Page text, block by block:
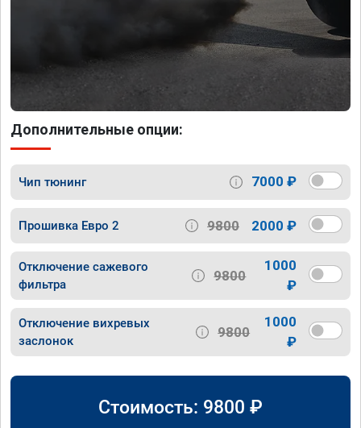
Дополнительные опции:
Чип тюнинг 7000 ₽
Прошивка Евро 2 9800 2000 ₽
Отключение сажевого
фильтра
9800
1000
₽
Отключение вихревых
заслонок
9800
1000
₽
Стоимость: 9800 ₽